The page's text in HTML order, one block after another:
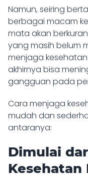
Namun, seiring
berbagai macam
mata akan
yang masih belum
menjaga
akhirnya bisa
gangguan pada
Cara menjaga
mudah dan
antaranya:
Dimulai
Kesehatan